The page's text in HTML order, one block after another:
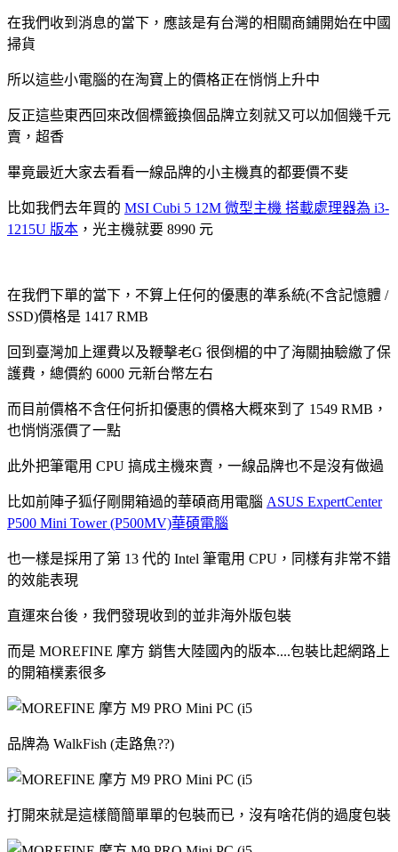
在我們收到消息的當下，應該是有台灣的相關商鋪開始在中國
掃貨
所以這些小電腦的在淘寶上的價格正在悄悄上升中
反正這些東西回來改個標籤換個品牌立刻就又可以加個幾千元
賣，超香
畢竟最近大家去看看一線品牌的小主機真的都要價不斐
比如我們去年買的 MSI Cubi 5 12M 微型主機 搭載處理器為 i3-
1215U 版本 ，光主機就要 8990 元
在我們下單的當下，不算上任何的優惠的準系統(不含記憶體 /
SSD)價格是 1417 RMB
回到臺灣加上運費以及鞭擊老G 很倒楣的中了海關抽驗繳了保
護費，總價約 6000 元新台幣左右
而目前價格不含任何折扣優惠的價格大概來到了 1549 RMB，
也悄悄漲價了一點
此外把筆電用 CPU 搞成主機來賣，一線品牌也不是沒有做過
比如前陣子狐仔剛開箱過的華碩商用電腦 ASUS ExpertCenter
P500 Mini Tower (P500MV)華碩電腦
也一樣是採用了第 13 代的 Intel 筆電用 CPU，同樣有非常不錯
的效能表現
直運來台後，我們發現收到的並非海外版包裝
而是 MOREFINE 摩方 銷售大陸國內的版本....包裝比起網路上
的開箱樸素很多
品牌為 WalkFish (走路魚??)
打開來就是這樣簡簡單單的包裝而已，沒有啥花俏的過度包裝